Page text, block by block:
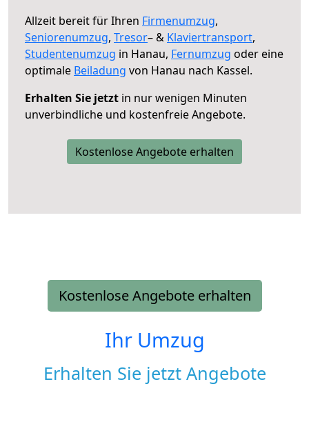
Allzeit bereit für Ihren Firmenumzug,
Seniorenumzug, Tresor– & Klaviertransport,
Studentenumzug in Hanau, Fernumzug oder eine
optimale Beiladung von Hanau nach Kassel.
Erhalten Sie jetzt in nur wenigen Minuten
unverbindliche und kostenfreie Angebote.
Kostenlose Angebote erhalten
Kostenlose Angebote erhalten
Ihr Umzug
Erhalten Sie jetzt Angebote